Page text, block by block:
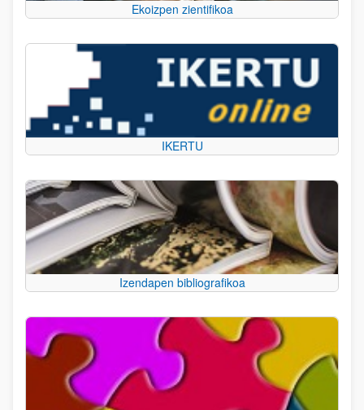
Ekoizpen zientifikoa
IKERTU
Izendapen bibliografikoa